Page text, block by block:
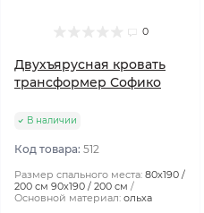
0
Двухъярусная кровать
трансформер Софико
В наличии
Код товара: 512
Размер спального места: 80х190 /
200 см 90х190 / 200 см
Основной материал: ольха